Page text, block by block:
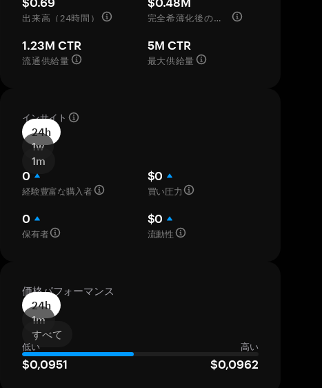
出来高（24時間）
完全希薄化後の評価額
1.23M CTR
流通供給量
5M CTR
最大供給量
インサイト
24h
1w
1m
0
経験豊富な購入者
$0
買い圧力
0
保有者
$0
流動性
価格パフォーマンス
24h
1m
すべて
低い 高い
$0,0951 $0,0962